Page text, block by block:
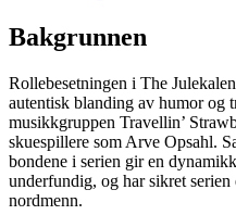
Bakgrunnen
Rollebesetningen i The
autentisk blanding av humor og
musikkgruppen Travellin’
skuespillere som Arve Opsahl.
bondene i serien gir en
underfundig, og har sikret
nordmenn.